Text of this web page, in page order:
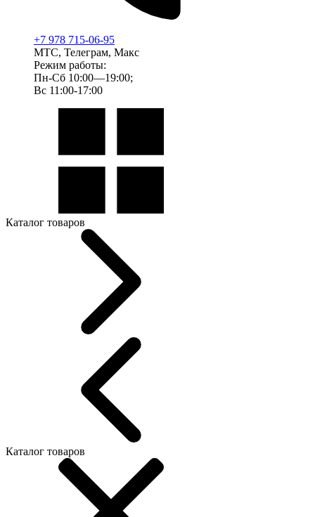
+7 978 715-06-95
МТС, Телеграм, Макс
Режим работы:
Пн-Сб 10:00—19:00;
Вс 11:00-17:00
Каталог товаров
Каталог товаров